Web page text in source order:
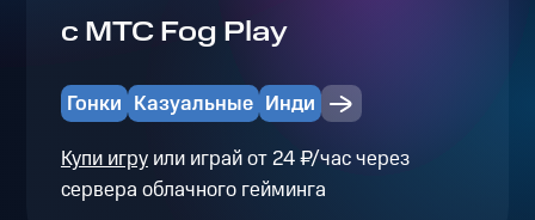
с МТС Fog Play
Гонки Казуальные Инди
Купи игруили играй от 24 ₽/час через
сервера облачного гейминга